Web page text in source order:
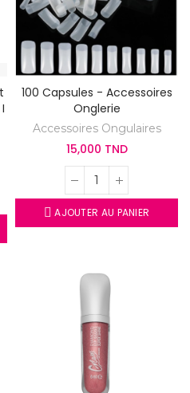
100 Capsules - Accessoires
Onglerie
Accessoires Ongulaires
15,000 TND
AJOUTER AU PANIER